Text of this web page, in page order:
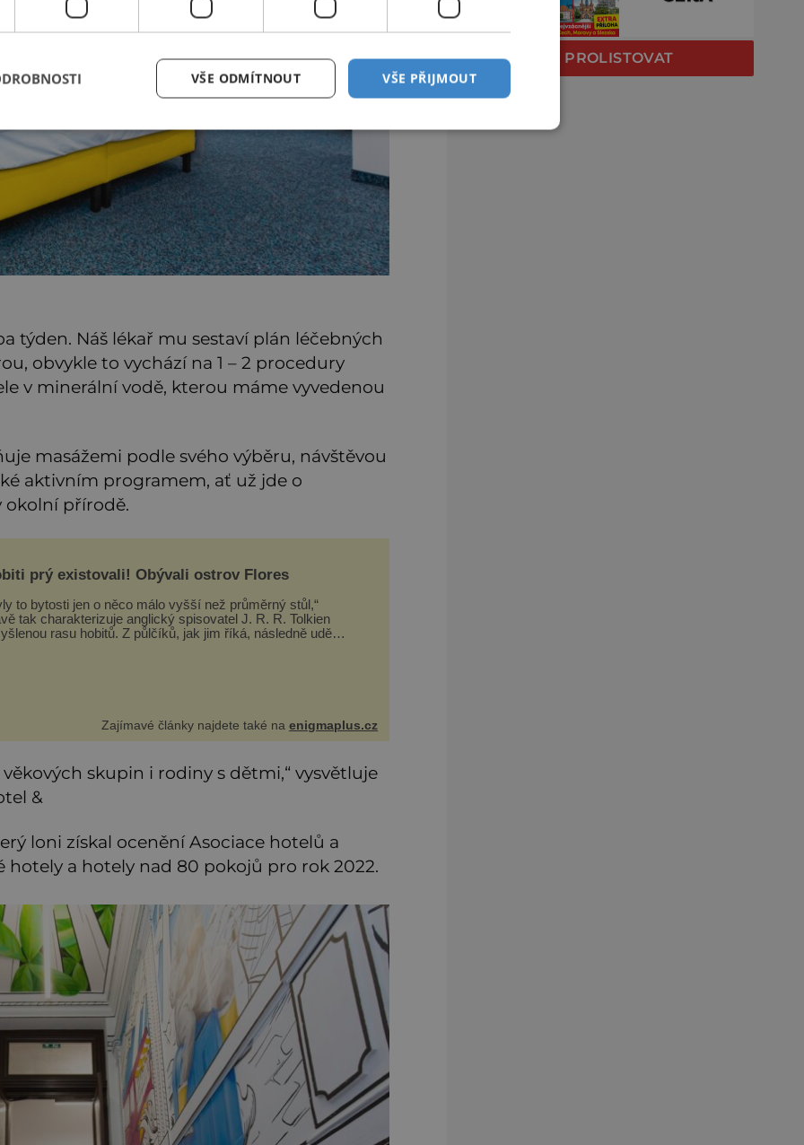
týden. Náš lékař mu sestaví plán léčebných
obvykle to vychází na 1 – 2 procedury
v minerální vodě, kterou máme vyvedenou
masážemi podle svého výběru, návštěvou
aktivním programem, ať už jde o
okolní přírodě.
prý existovali! Obývali ostrov Flores
to bytosti jen o něco málo vyšší než průměrný stůl,“
tak charakterizuje anglický spisovatel J. R. R. Tolkien
rasu hobitů. Z půlčíků, jak jim říká, následně udělá
Zajímavé články najdete také naenigmaplus.cz
skupin i rodiny s dětmi,“ vysvětluje
&
loni získal ocenění Asociace hotelů a
hotely a hotely nad 80 pokojů pro rok 2022.
PROLISTOVAT
VŠE PŘIJMOUT
VŠE ODMÍTNOUT